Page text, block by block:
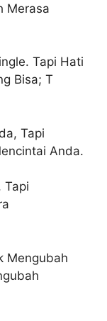
Merasa
Tapi Hati
Bisa; T
Tapi
Anda.
Tapi
Mengubah